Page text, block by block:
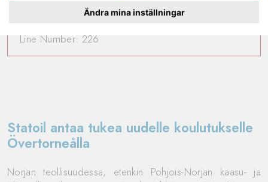
Ändra mina inställningar
Filename: controllers/news_frontend.php
Line Number: 226
Statoil antaa tukea uudelle koulutukselle
Övertorneålla
Norjan teollisuudessa, etenkin Pohjois-Norjan kaasu- ja